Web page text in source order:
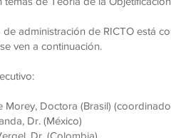
de administración de RICTO está
ven a continuación.
Morey, Doctora (Brasil)
Dr. (México)
Dr. (Colombia)